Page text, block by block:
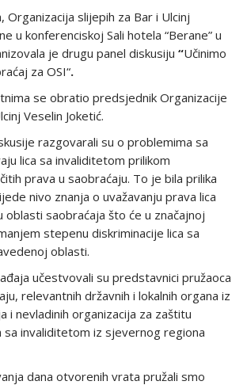
Organizacija slijepih za Bar i Ulcinj
u konferenciskoj Sali hotela “Berane” u
je drugu panel diskusiju “Učinimo
za OSI“.
se obratio predsjednik Organizacije
Veselin Joketić.
razgovarali su o problemima sa
lica sa invaliditetom prilikom
prava u saobraćaju. To je bila prilika
nivo znanja o uvažavanju prava lica
oblasti saobraćaja što će u značajnoj
stepenu diskriminacije lica sa
oblasti.
učestvovali su predstavnici pružaoca
relevantnih državnih i lokalnih organa iz
i nevladinih organizacija za zaštitu
sa invaliditetom iz sjevernog regiona
dana otvorenih vrata pružali smo